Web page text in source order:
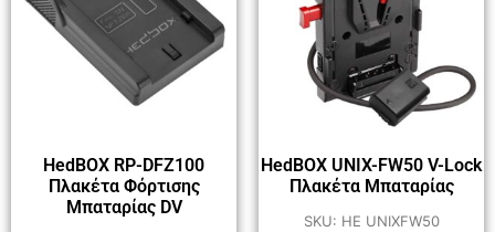
HedBOX RP-DFZ100
Πλακέτα Φόρτισης
Μπαταρίας DV
HedBOX UNIX-FW50 V-Lock
Πλακέτα Μπαταρίας
SKU: HE UNIXFW50